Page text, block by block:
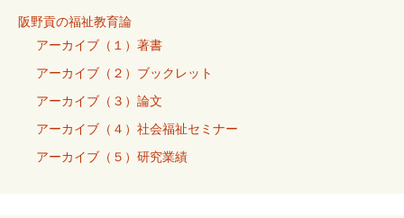
阪野貢の福祉教育論
アーカイブ（１）著書
アーカイブ（２）ブックレット
アーカイブ（３）論文
アーカイブ（４）社会福祉セミナー
アーカイブ（５）研究業績